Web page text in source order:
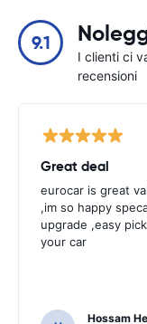
9.1
I clienti ci
recensioni
Great deal
eurocar is great
,im so happy
upgrade ,easy
your car
Hossam